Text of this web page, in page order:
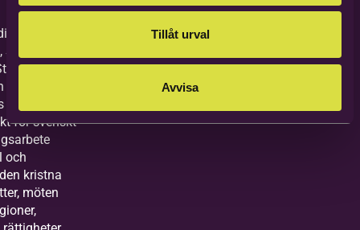
Tillåt urval
Avvisa
i
Centre –
unik
för svenskt
och
kristna
möten